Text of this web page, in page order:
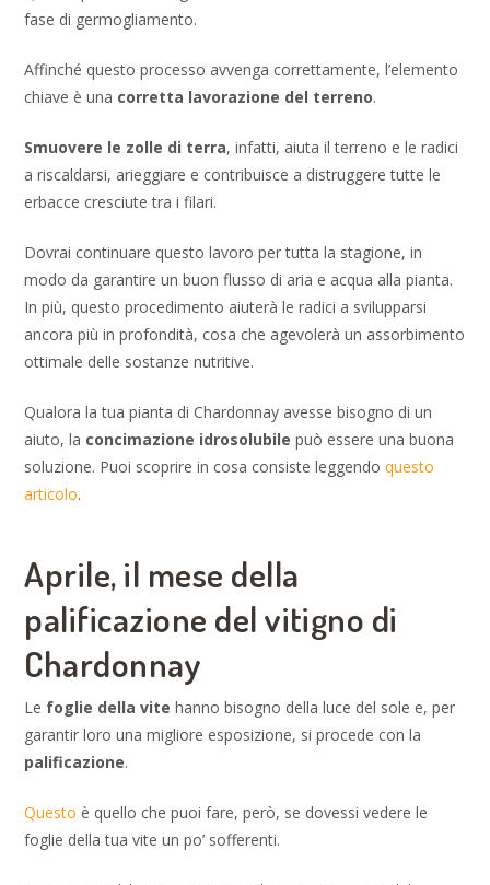
fase di germogliamento.
Affinché questo processo avvenga correttamente, l’elemento
chiave è una corretta lavorazione del terreno.
Smuovere le zolle di terra, infatti, aiuta il terreno e le radici
a riscaldarsi, arieggiare e contribuisce a distruggere tutte le
erbacce cresciute tra i filari.
Dovrai continuare questo lavoro per tutta la stagione, in
modo da garantire un buon flusso di aria e acqua alla pianta.
In più, questo procedimento aiuterà le radici a svilupparsi
ancora più in profondità, cosa che agevolerà un assorbimento
ottimale delle sostanze nutritive.
Qualora la tua pianta di Chardonnay avesse bisogno di un
aiuto, la concimazione idrosolubile può essere una buona
soluzione. Puoi scoprire in cosa consiste leggendoquesto
articolo.
Aprile, il mese della
palificazione del vitigno di
Chardonnay
Le foglie della vite hanno bisogno della luce del sole e, per
garantir loro una migliore esposizione, si procede con la
palificazione.
Questo è quello che puoi fare, però, se dovessi vedere le
foglie della tua vite un po’ sofferenti.